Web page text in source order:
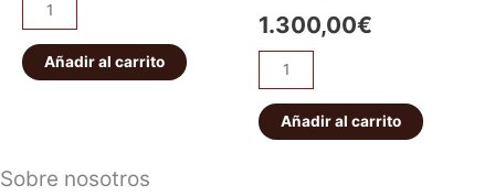
Añadir al carrito
1.300,00€
Añadir al carrito
Sobre nosotros